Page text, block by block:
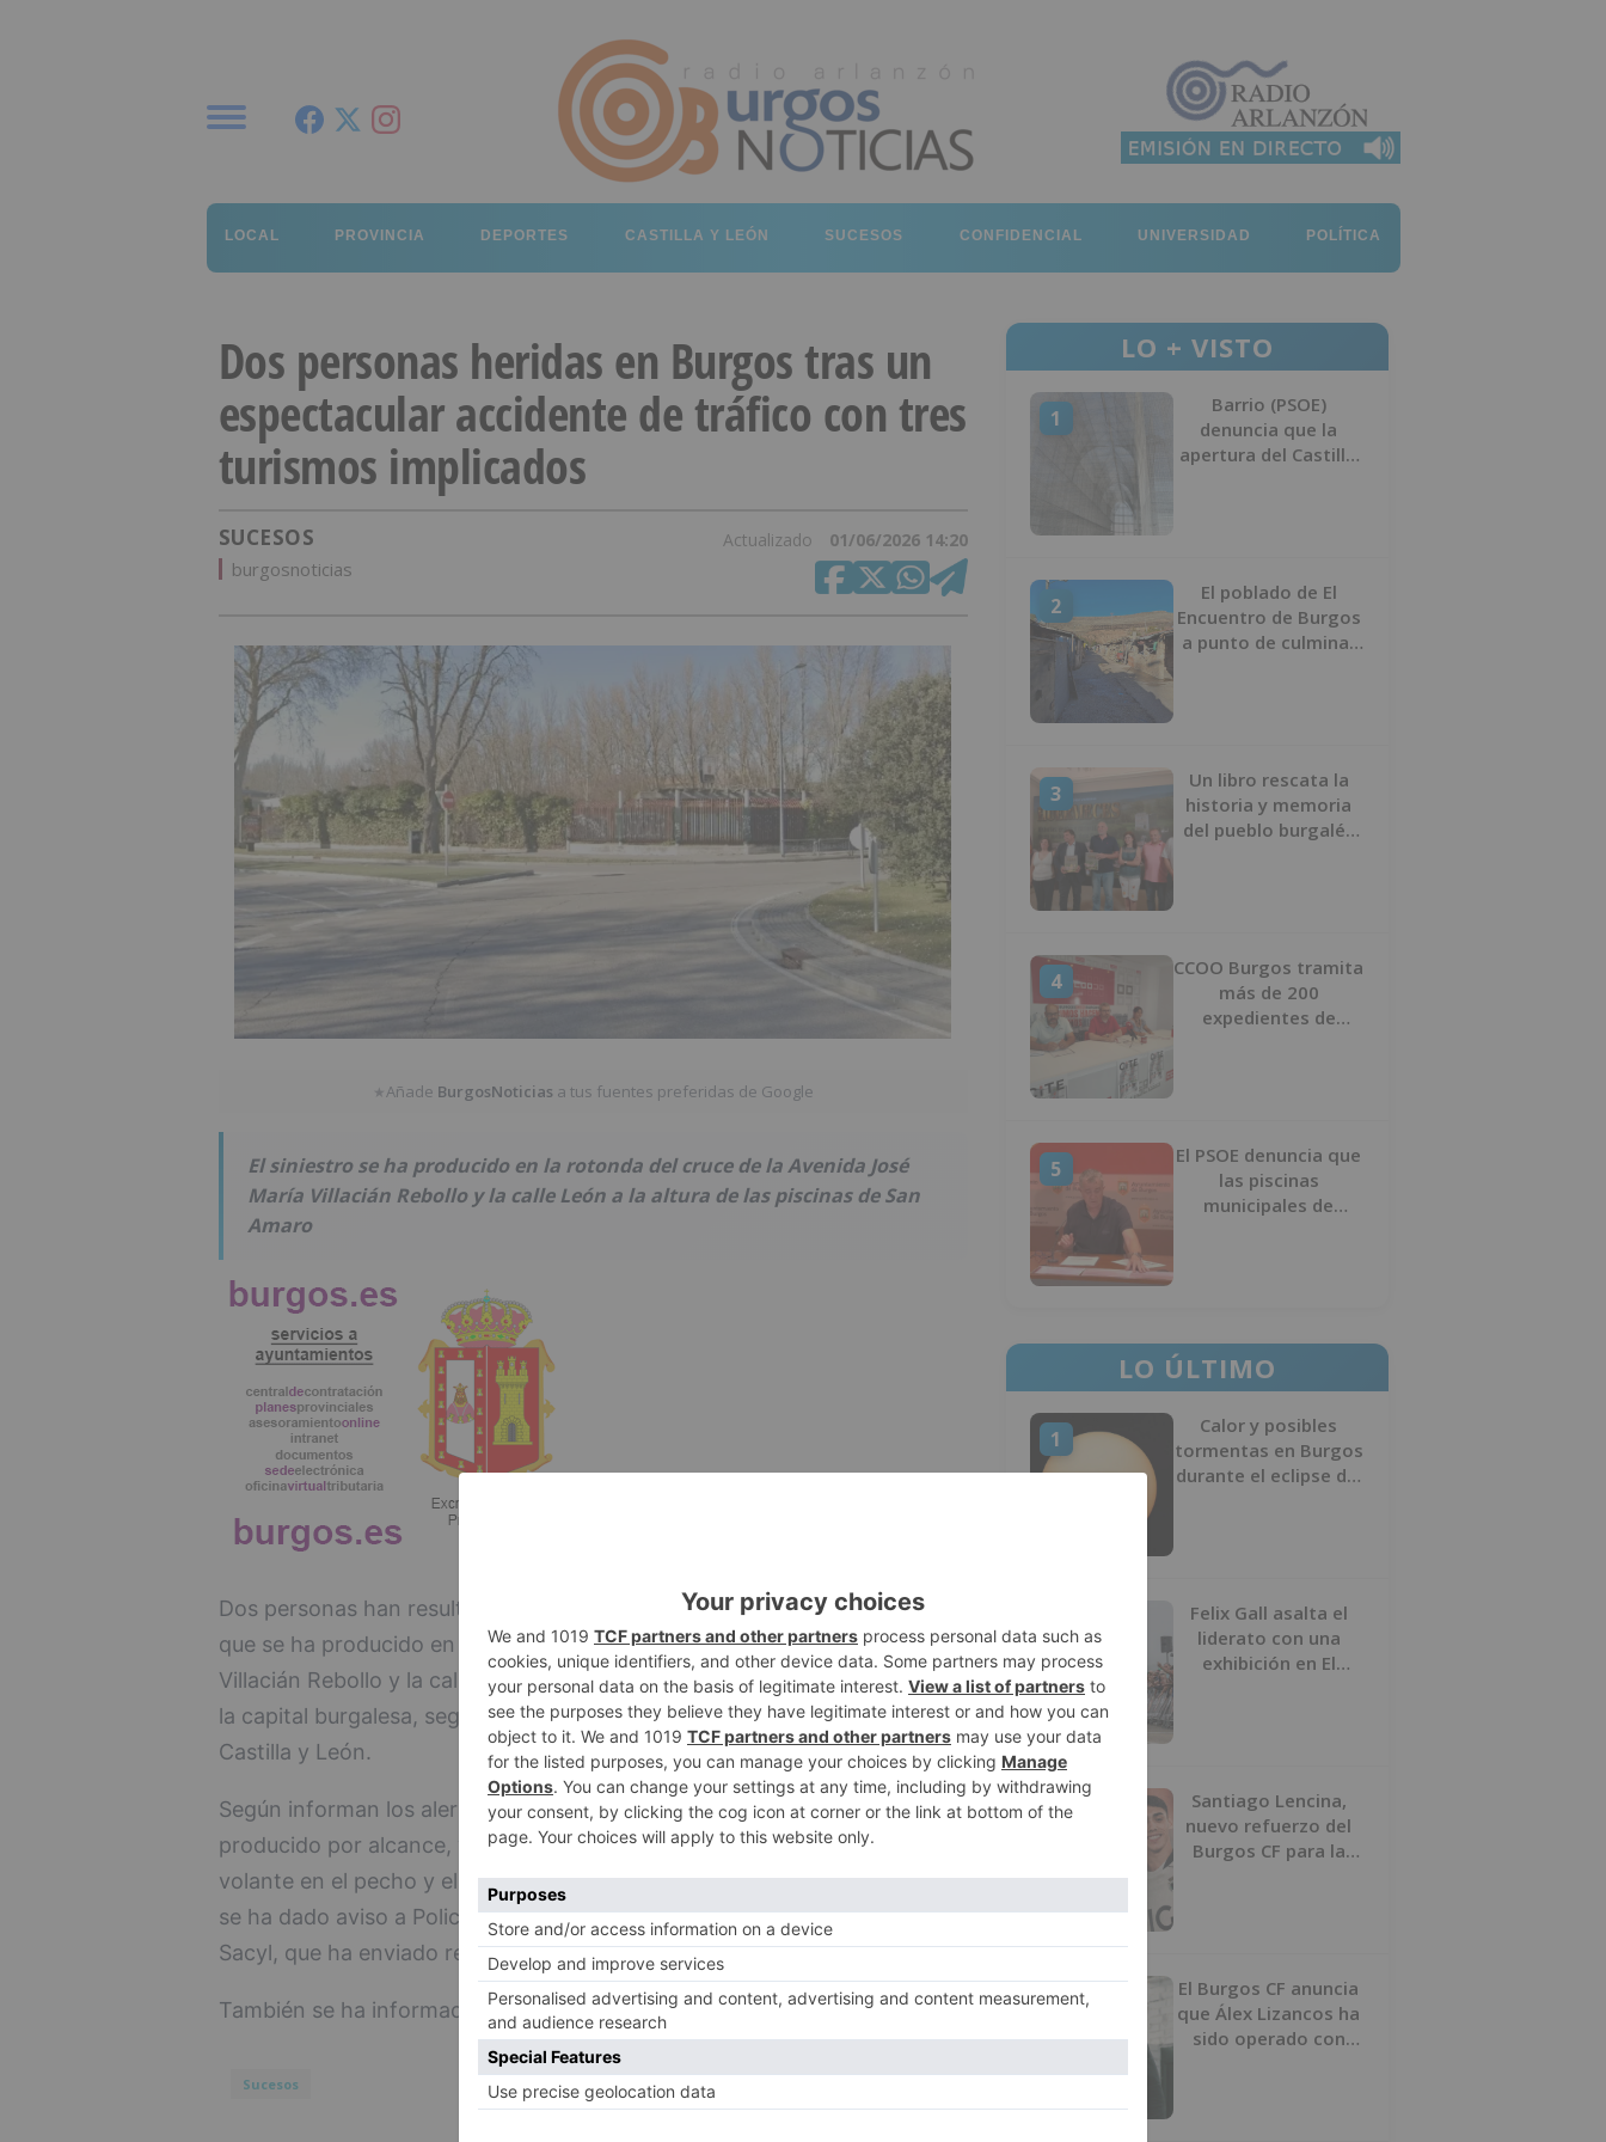
LOCAL PROVINCIA DEPORTES CASTILLA Y LEÓN SUCESOS CONFIDENCIAL UNIVERSIDAD POLÍTICA
Dos personas heridas en Burgos tras un
espectacular accidente de tráfico con tres
turismos implicados
SUCESOS Actualizado 01/06/2026 14:20
burgosnoticias
★Añade BurgosNoticias a tus fuentes preferidas de Google
El siniestro se ha producido en la rotonda del cruce de la Avenida José
María Villacián Rebollo y la calle León a la altura de las piscinas de San
Amaro
Dos personas han resultado heridas tras el aparatoso accidente de tráfico
que se ha producido en la rotonda del cruce de la Avenida José María
Villacián Rebollo y la calle León a la altura de las piscinas de San Amaro de
la capital burgalesa, según ha informado el servicio de emergencias 1-1-2
Castilla y León.
Según informan los alertantes, la colisión entre los tres vehículos se ha
producido por alcance, y en ella la mujer herida se ha golpeado con el
volante en el pecho y el varón presenta dolor de cuello. Tras el accidente
se ha dado aviso a Policía Local de Burgos y a Emergencias Sanitarias del
Sacyl, que ha enviado recursos para atender a los heridos.
También se ha informado al Cuerpo Nacional de Policía.
Sucesos
LO + VISTO
1
Barrio (PSOE)
denuncia que la
apertura del Castillo
2
El poblado de El
Encuentro de Burgos
a punto de culminar
3
Un libro rescata la
historia y memoria
del pueblo burgalés
4
CCOO Burgos tramita
más de 200
expedientes de
5
El PSOE denuncia que
las piscinas
municipales de
LO ÚLTIMO
1
Calor y posibles
tormentas en Burgos
durante el eclipse del
2
Felix Gall asalta el
liderato con una
exhibición en El
3
Santiago Lencina,
nuevo refuerzo del
Burgos CF para la
4
El Burgos CF anuncia
que Álex Lizancos ha
sido operado con